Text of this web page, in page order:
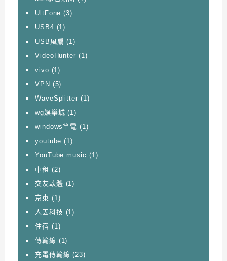
UltFone (3)
USB4 (1)
USB風扇 (1)
VideoHunter (1)
vivo (1)
VPN (5)
WaveSplitter (1)
wg娛樂城 (1)
windows筆電 (1)
youtube (1)
YouTube music (1)
中租 (2)
交友軟體 (1)
京東 (1)
人因科技 (1)
住宿 (1)
傳輸線 (1)
充電傳輸線 (23)